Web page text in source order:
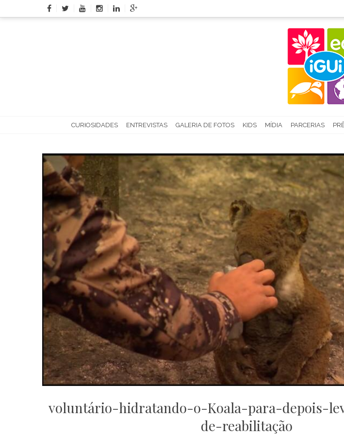
to
CURIOSIDADES ENTREVISTAS GALERIA DE FOTOS KIDS MÍDIA PARCERIAS
voluntário-hidratando-o-Koala-para-depois-
de-reabilitação